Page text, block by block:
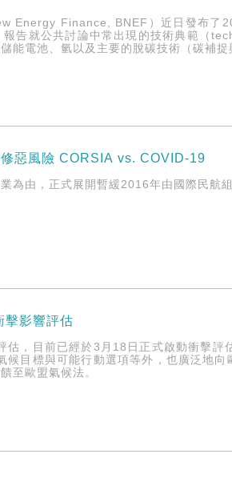
Finance, BNEF）近日發布了
告就公共討論中常出現的技術典範（
能電池、氫以及主要的脫碳技術（碳補捉
惡風險 CORSIA vs. COVID-19
為由，正式展開暫緩2016年由國際民航
擊影響評估
估，目前已經於3月18日正式啟動衝擊
目標與可能行動選項等外，也廣泛地
至歐盟氣候法。